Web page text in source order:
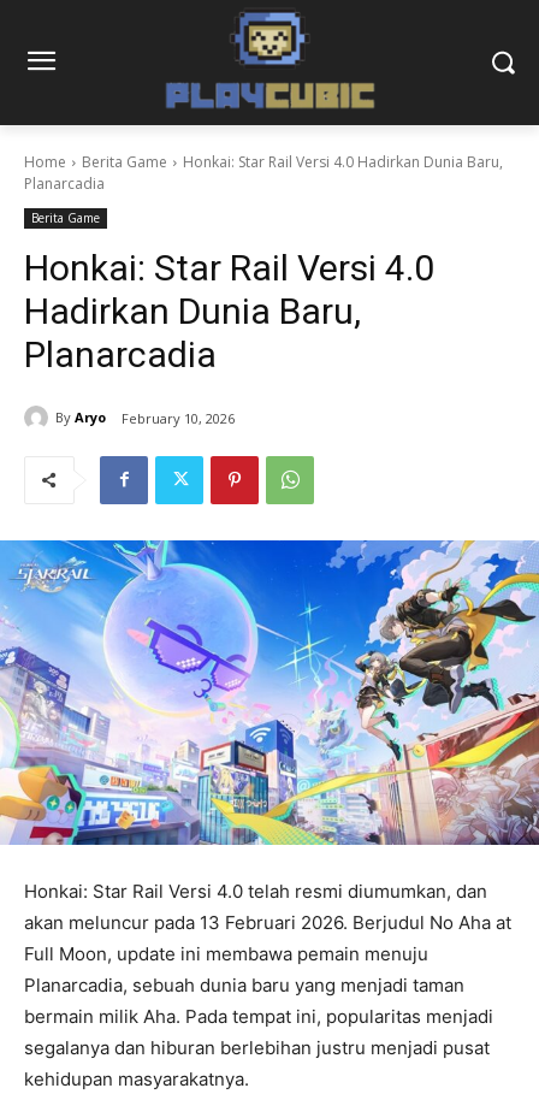
Home Berita Game
Honkai: Star Rail Versi 4.0 Hadirkan Dunia Baru,
Planarcadia
Berita Game
Honkai: Star Rail Versi 4.0
Hadirkan Dunia Baru,
Planarcadia
By Aryo February 10, 2026
Honkai: Star Rail Versi 4.0 telah resmi diumumkan, dan
akan meluncur pada 13 Februari 2026. Berjudul No Aha at
Full Moon, update ini membawa pemain menuju
Planarcadia, sebuah dunia baru yang menjadi taman
bermain milik Aha. Pada tempat ini, popularitas menjadi
segalanya dan hiburan berlebihan justru menjadi pusat
kehidupan masyarakatnya.